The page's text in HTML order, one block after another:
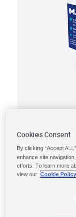
pastilles
Cookies Consent
By clicking “Accept
enhance site
efforts. To learn more
view our Cookie Policy